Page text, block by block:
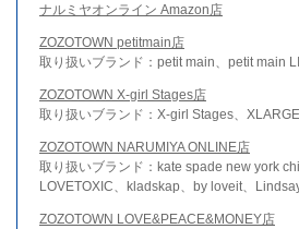
ナルミヤオンライン Amazon店
ZOZOTOWN petitmain店
取り扱いブランド：petit main、petit main
ZOZOTOWN X-girl Stages店
取り扱いブランド：X-girl Stages、
ZOZOTOWN NARUMIYA ONLINE店
取り扱いブランド：kate spade new york
LOVETOXIC、kladskap、by loveit、
ZOZOTOWN LOVE&PEACE&MONEY店